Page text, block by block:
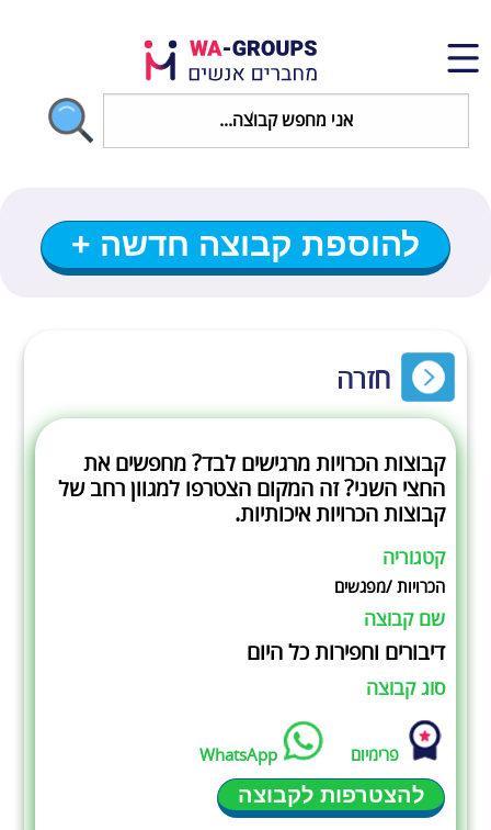
להוספת קבוצה חדשה +
חזרה
קבוצות הכרויות מרגישים לבד? מחפשים את
החצי השני? זה המקום הצטרפו למגוון רחב של
קבוצות הכרויות איכותיות.
קטגוריה
הכרויות /מפגשים
שם קבוצה
דיבורים וחפירות כל היום
סוג קבוצה
פרימיום WhatsApp
להצטרפות לקבוצה